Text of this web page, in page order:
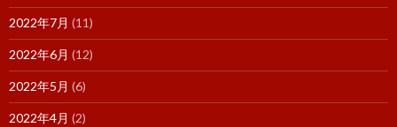
2022年7月 (11)
2022年6月 (12)
2022年5月 (6)
2022年4月 (2)